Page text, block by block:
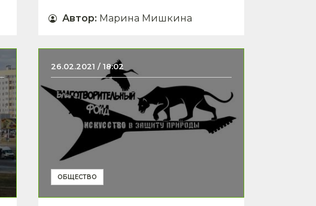
Автор: Марина Мишкина
26.02.2021 / 18:02
ОБЩЕСТВО